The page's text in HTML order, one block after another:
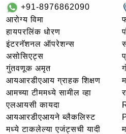
+91-8976862090
आरोग्य विमा
हायपरलिंक धोरण
इंटरनॅशनल ऑपरेशन्स
असोसिएट्स
गुंतवणूक अमृत
आयआरडीएआय ग्राहक शिक्षण
आमच्या टीममध्ये सामील व्हा
एलआयसी कायदा
आयआरडीएआयने ब्लैकलिस्ट
मध्ये टाकलेल्या एजंट्सची यादी